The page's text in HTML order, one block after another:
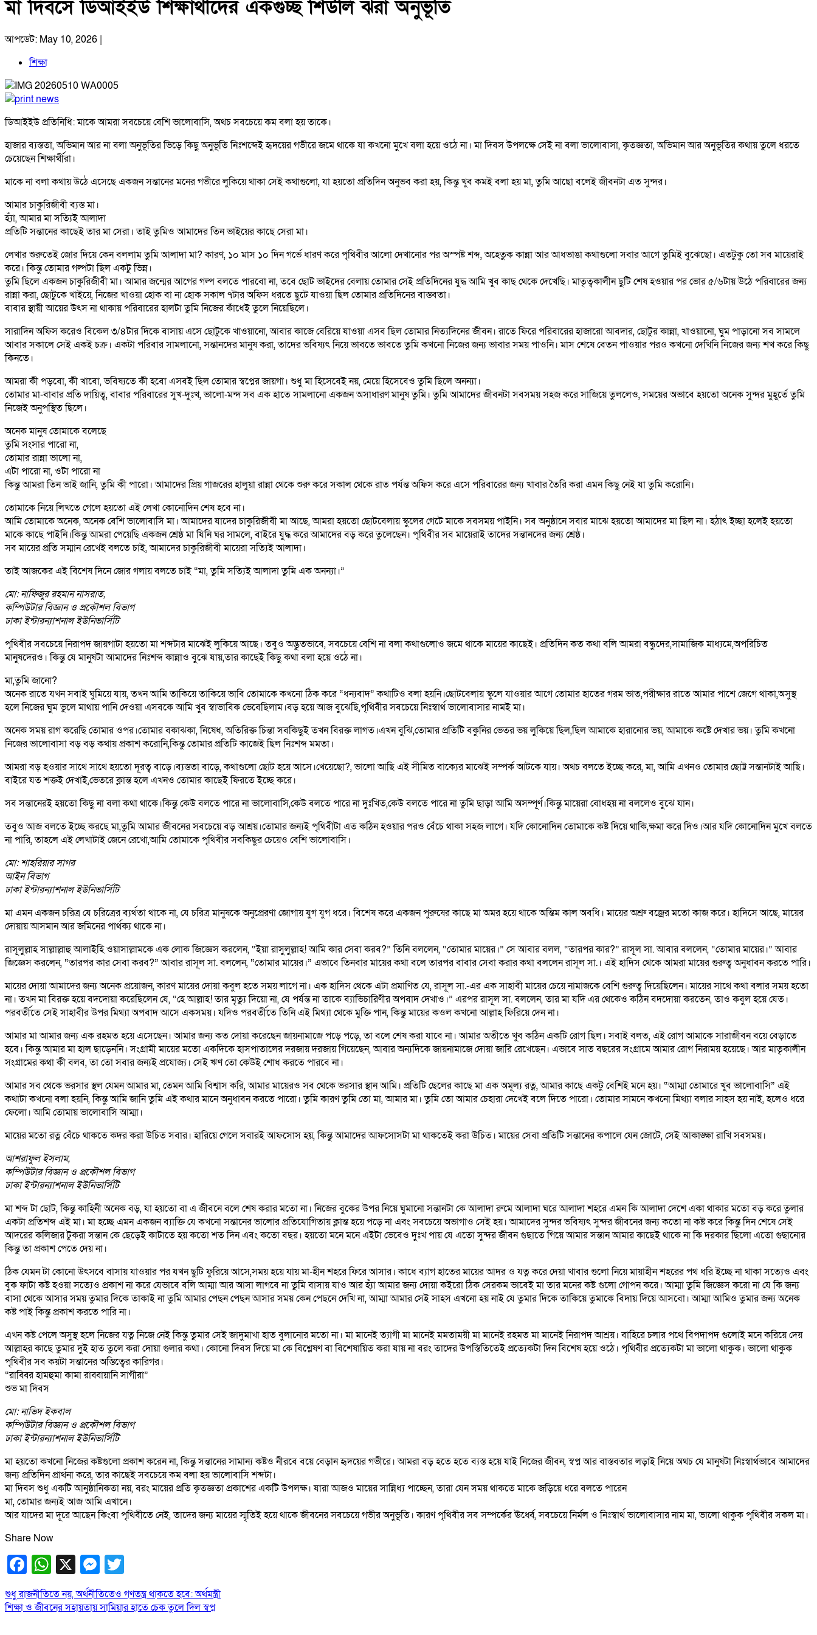
মা দিবসে ডিআইইউ শিক্ষার্থীদের একগুচ্ছ শিউলি ঝরা অনুভূতি
আপডেট: May 10, 2026 |
শিক্ষা
ডিআইইউ প্রতিনিধি: মাকে আমরা সবচেয়ে বেশি ভালোবাসি, অথচ সবচেয়ে কম বলা হয় তাকে।
হাজার ব্যস্ততা, অভিমান আর না বলা অনুভূতির ভিড়ে কিছু অনুভূতি নিঃশব্দেই হৃদয়ের গভীরে জমে থাকে যা কখনো মুখে বলা হয়ে ওঠে না। মা দিবস উপলক্ষে সেই না বলা ভালোবাসা, কৃতজ্ঞতা, অভিমান আর অনুভূতির কথায় তুলে ধরতে
চেয়েছেন শিক্ষার্থীরা।
মাকে না বলা কথায় উঠে এসেছে একজন সন্তানের মনের গভীরে লুকিয়ে থাকা সেই কথাগুলো, যা হয়তো প্রতিদিন অনুভব করা হয়, কিন্তু খুব কমই বলা হয় মা, তুমি আছো বলেই জীবনটা এত সুন্দর।
আমার চাকুরিজীবী ব্যস্ত মা।
হ্যাঁ, আমার মা সত্যিই আলাদা
প্রতিটি সন্তানের কাছেই তার মা সেরা। তাই তুমিও আমাদের তিন ভাইয়ের কাছে সেরা মা।
লেখার শুরুতেই জোর দিয়ে কেন বললাম তুমি আলাদা মা? কারণ, ১০ মাস ১০ দিন গর্ভে ধারণ করে পৃথিবীর আলো দেখানোর পর অস্পষ্ট শব্দ, অহেতুক কান্না আর আধভাঙা কথাগুলো সবার আগে তুমিই বুঝেছো। এতটুকু তো সব মায়েরাই
করে। কিন্তু তোমার গল্পটা ছিল একটু ভিন্ন।
তুমি ছিলে একজন চাকুরিজীবী মা। আমার জন্মের আগের গল্প বলতে পারবো না, তবে ছোট ভাইদের বেলায় তোমার সেই প্রতিদিনের যুদ্ধ আমি খুব কাছ থেকে দেখেছি। মাতৃত্বকালীন ছুটি শেষ হওয়ার পর ভোর ৫/৬টায় উঠে পরিবারের জন্য
রান্না করা, ছোটুকে খাইয়ে, নিজের খাওয়া হোক বা না হোক সকাল ৭টার অফিস ধরতে ছুটে যাওয়া ছিল তোমার প্রতিদিনের বাস্তবতা।
বাবার স্থায়ী আয়ের উৎস না থাকায় পরিবারের হালটা তুমি নিজের কাঁধেই তুলে নিয়েছিলে।
সারাদিন অফিস করেও বিকেল ৩/৪টার দিকে বাসায় এসে ছোটুকে খাওয়ানো, আবার কাজে বেরিয়ে যাওয়া এসব ছিল তোমার নিত্যদিনের জীবন। রাতে ফিরে পরিবারের হাজারো আবদার, ছোটুর কান্না, খাওয়ানো, ঘুম পাড়ানো সব সামলে
আবার সকালে সেই একই চক্র। একটা পরিবার সামলানো, সন্তানদের মানুষ করা, তাদের ভবিষ্যৎ নিয়ে ভাবতে ভাবতে তুমি কখনো নিজের জন্য ভাবার সময় পাওনি। মাস শেষে বেতন পাওয়ার পরও কখনো দেখিনি নিজের জন্য শখ করে কিছু
কিনতে।
আমরা কী পড়বো, কী খাবো, ভবিষ্যতে কী হবো এসবই ছিল তোমার স্বপ্নের জায়গা। শুধু মা হিসেবেই নয়, মেয়ে হিসেবেও তুমি ছিলে অনন্যা।
তোমার মা-বাবার প্রতি দায়িত্ব, বাবার পরিবারের সুখ-দুঃখ, ভালো-মন্দ সব এক হাতে সামলানো একজন অসাধারণ মানুষ তুমি। তুমি আমাদের জীবনটা সবসময় সহজ করে সাজিয়ে তুললেও, সময়ের অভাবে হয়তো অনেক সুন্দর মুহূর্তে তুমি
নিজেই অনুপস্থিত ছিলে।
অনেক মানুষ তোমাকে বলেছে
তুমি সংসার পারো না,
তোমার রান্না ভালো না,
এটা পারো না, ওটা পারো না
কিন্তু আমরা তিন ভাই জানি, তুমি কী পারো। আমাদের প্রিয় গাজরের হালুয়া রান্না থেকে শুরু করে সকাল থেকে রাত পর্যন্ত অফিস করে এসে পরিবারের জন্য খাবার তৈরি করা এমন কিছু নেই যা তুমি করোনি।
তোমাকে নিয়ে লিখতে গেলে হয়তো এই লেখা কোনোদিন শেষ হবে না।
আমি তোমাকে অনেক, অনেক বেশি ভালোবাসি মা। আমাদের যাদের চাকুরিজীবী মা আছে, আমরা হয়তো ছোটবেলায় স্কুলের গেটে মাকে সবসময় পাইনি। সব অনুষ্ঠানে সবার মাঝে হয়তো আমাদের মা ছিল না। হঠাৎ ইচ্ছা হলেই হয়তো
মাকে কাছে পাইনি।কিন্তু আমরা পেয়েছি একজন শ্রেষ্ঠ মা যিনি ঘর সামলে, বাইরে যুদ্ধ করে আমাদের বড় করে তুলেছেন। পৃথিবীর সব মায়েরাই তাদের সন্তানদের জন্য শ্রেষ্ঠ।
সব মায়ের প্রতি সম্মান রেখেই বলতে চাই, আমাদের চাকুরিজীবী মায়েরা সত্যিই আলাদা।
তাই আজকের এই বিশেষ দিনে জোর গলায় বলতে চাই “মা, তুমি সত্যিই আলাদা তুমি এক অনন্যা।”
মো: নাফিজুর রহমান নাসরাত,
কম্পিউটার বিজ্ঞান ও প্রকৌশল বিভাগ
ঢাকা ইন্টারন্যাশনাল ইউনিভার্সিটি
পৃথিবীর সবচেয়ে নিরাপদ জায়গাটা হয়তো মা শব্দটার মাঝেই লুকিয়ে আছে। তবুও অদ্ভুতভাবে, সবচেয়ে বেশি না বলা কথাগুলোও জমে থাকে মায়ের কাছেই। প্রতিদিন কত কথা বলি আমরা বন্ধুদের,সামাজিক মাধ্যমে,অপরিচিত
মানুষদেরও। কিন্তু যে মানুষটা আমাদের নিঃশব্দ কান্নাও বুঝে যায়,তার কাছেই কিছু কথা বলা হয়ে ওঠে না।
মা,তুমি জানো?
অনেক রাতে যখন সবাই ঘুমিয়ে যায়, তখন আমি তাকিয়ে তাকিয়ে ভাবি তোমাকে কখনো ঠিক করে “ধন্যবাদ” কথাটিও বলা হয়নি।ছোটবেলায় স্কুলে যাওয়ার আগে তোমার হাতের গরম ভাত,পরীক্ষার রাতে আমার পাশে জেগে থাকা,অসুস্থ
হলে নিজের ঘুম ভুলে মাথায় পানি দেওয়া এসবকে আমি খুব স্বাভাবিক ভেবেছিলাম।বড় হয়ে আজ বুঝেছি,পৃথিবীর সবচেয়ে নিঃস্বার্থ ভালোবাসার নামই মা।
অনেক সময় রাগ করেছি তোমার ওপর।তোমার বকাঝকা, নিষেধ, অতিরিক্ত চিন্তা সবকিছুই তখন বিরক্ত লাগত।এখন বুঝি,তোমার প্রতিটি বকুনির ভেতর ভয় লুকিয়ে ছিল,ছিল আমাকে হারানোর ভয়, আমাকে কষ্টে দেখার ভয়। তুমি কখনো
নিজের ভালোবাসা বড় বড় কথায় প্রকাশ করোনি,কিন্তু তোমার প্রতিটি কাজেই ছিল নিঃশব্দ মমতা।
আমরা বড় হওয়ার সাথে সাথে হয়তো দূরত্ব বাড়ে।ব্যস্ততা বাড়ে, কথাগুলো ছোট হয়ে আসে।খেয়েছো?, ভালো আছি এই সীমিত বাক্যের মাঝেই সম্পর্ক আটকে যায়। অথচ বলতে ইচ্ছে করে, মা, আমি এখনও তোমার ছোট্ট সন্তানটাই আছি।
বাইরে যত শক্তই দেখাই,ভেতরে ক্লান্ত হলে এখনও তোমার কাছেই ফিরতে ইচ্ছে করে।
সব সন্তানেরই হয়তো কিছু না বলা কথা থাকে।কিন্তু কেউ বলতে পারে না ভালোবাসি,কেউ বলতে পারে না দুঃখিত,কেউ বলতে পারে না তুমি ছাড়া আমি অসম্পূর্ণ।কিন্তু মায়েরা বোধহয় না বললেও বুঝে যান।
তবুও আজ বলতে ইচ্ছে করছে মা,তুমি আমার জীবনের সবচেয়ে বড় আশ্রয়।তোমার জন্যই পৃথিবীটা এত কঠিন হওয়ার পরও বেঁচে থাকা সহজ লাগে। যদি কোনোদিন তোমাকে কষ্ট দিয়ে থাকি,ক্ষমা করে দিও।আর যদি কোনোদিন মুখে বলতে
না পারি, তাহলে এই লেখাটাই জেনে রেখো,আমি তোমাকে পৃথিবীর সবকিছুর চেয়েও বেশি ভালোবাসি।
মো: শাহরিয়ার সাগর
আইন বিভাগ
ঢাকা ইন্টারন্যাশনাল ইউনিভার্সিটি
মা এমন একজন চরিত্র যে চরিত্রের ব্যর্থতা থাকে না, যে চরিত্র মানুষকে অনুপ্রেরণা জোগায় যুগ যুগ ধরে। বিশেষ করে একজন পুরুষের কাছে মা অমর হয়ে থাকে অন্তিম কাল অবধি। মায়ের অশ্রু বজ্রের মতো কাজ করে। হাদিসে আছে, মায়ের
দোয়ায় আসমান আর জমিনের পার্থক্য থাকে না।
রাসূলুল্লাহ সাল্লাল্লাহু আলাইহি ওয়াসাল্লামকে এক লোক জিজ্ঞেস করলেন, “ইয়া রাসুলুল্লাহ! আমি কার সেবা করব?” তিনি বললেন, “তোমার মায়ের।” সে আবার বলল, “তারপর কার?” রাসূল সা. আবার বললেন, “তোমার মায়ের।” আবার
জিজ্ঞেস করলেন, “তারপর কার সেবা করব?” আবার রাসূল সা. বললেন, “তোমার মায়ের।” এভাবে তিনবার মায়ের কথা বলে তারপর বাবার সেবা করার কথা বললেন রাসূল সা.। এই হাদিস থেকে আমরা মায়ের গুরুত্ব অনুধাবন করতে পারি।
মায়ের দোয়া আমাদের জন্য অনেক প্রয়োজন, কারণ মায়ের দোয়া কবুল হতে সময় লাগে না। এক হাদিস থেকে এটা প্রমাণিত যে, রাসূল সা.-এর এক সাহাবী মায়ের চেয়ে নামাজকে বেশি গুরুত্ব দিয়েছিলেন। মায়ের সাথে কথা বলার সময় হতো
না। তখন মা বিরক্ত হয়ে বদদোয়া করেছিলেন যে, “হে আল্লাহ! তার মৃত্যু দিয়ো না, যে পর্যন্ত না তাকে ব্যাভিচারিণীর অপবাদ দেখাও।” এরপর রাসূল সা. বললেন, তার মা যদি এর থেকেও কঠিন বদদোয়া করতেন, তাও কবুল হয়ে যেত।
পরবর্তীতে সেই সাহাবীর উপর মিথ্যা অপবাদ আসে একসময়। যদিও পরবর্তীতে তিনি এই মিথ্যা থেকে মুক্তি পান, কিন্তু মায়ের কওল কখনো আল্লাহ ফিরিয়ে দেন না।
আমার মা আমার জন্য এক রহমত হয়ে এসেছেন। আমার জন্য কত দোয়া করেছেন জায়নামাজে পড়ে পড়ে, তা বলে শেষ করা যাবে না। আমার অতীতে খুব কঠিন একটি রোগ ছিল। সবাই বলত, এই রোগ আমাকে সারাজীবন বয়ে বেড়াতে
হবে। কিন্তু আমার মা হাল ছাড়েননি। সংগ্রামী মায়ের মতো একদিকে হাসপাতালের দরজায় দরজায় গিয়েছেন, আবার অন্যদিকে জায়নামাজে দোয়া জারি রেখেছেন। এভাবে সাত বছরের সংগ্রামে আমার রোগ নিরাময় হয়েছে। আর মাতৃকালীন
সংগ্রামের কথা কী বলব, তা তো সবার জন্যই প্রযোজ্য। সেই ঋণ তো কেউই শোধ করতে পারবে না।
আমার সব থেকে ভরসার স্থল যেমন আমার মা, তেমন আমি বিশ্বাস করি, আমার মায়েরও সব থেকে ভরসার স্থান আমি। প্রতিটি ছেলের কাছে মা এক অমূল্য রত্ন, আমার কাছে একটু বেশিই মনে হয়। “আম্মা তোমারে খুব ভালোবাসি” এই
কথাটা কখনো বলা হয়নি, কিন্তু আমি জানি তুমি এই কথার মানে অনুধাবন করতে পারো। তুমি কারণ তুমি তো মা, আমার মা। তুমি তো আমার চেহারা দেখেই বলে দিতে পারো। তোমার সামনে কখনো মিথ্যা বলার সাহস হয় নাই, হলেও ধরে
ফেলো। আমি তোমায় ভালোবাসি আম্মা।
মায়ের মতো রত্ন বেঁচে থাকতে কদর করা উচিত সবার। হারিয়ে গেলে সবারই আফসোস হয়, কিন্তু আমাদের আফসোসটা মা থাকতেই করা উচিত। মায়ের সেবা প্রতিটি সন্তানের কপালে যেন জোটে, সেই আকাঙ্ক্ষা রাখি সবসময়।
আশরাফুল ইসলাম,
কম্পিউটার বিজ্ঞান ও প্রকৌশল বিভাগ
ঢাকা ইন্টারন্যাশনাল ইউনিভার্সিটি
মা শব্দ টা ছোট, কিন্তু কাহিনী অনেক বড়, যা হয়তো বা এ জীবনে বলে শেষ করার মতো না। নিজের বুকের উপর নিয়ে ঘুমানো সন্তানটা কে আলাদা রুমে আলাদা ঘরে আলাদা শহরে এমন কি আলাদা দেশে একা থাকার মতো বড় করে তুলার
একটা প্রতিশব্দ এই মা। মা হচ্ছে এমন একজন ব্যাক্তি যে কখনো সন্তানের ভালোর প্রতিযোগিতায় ক্লান্ত হয়ে পড়ে না এবং সবচেয়ে অভাগাও সেই হয়। আমাদের সুন্দর ভবিষ্যৎ সুন্দর জীবনের জন্য কতো না কষ্ট করে কিন্তু দিন শেষে সেই
আদরের কলিজার টুকরা সন্তান কে ছেড়েই কাটাতে হয় কতো শত দিন এবং কতো বছর। হয়তো মনে মনে এইটা ভেবেও দুঃখ পায় যে এতো সুন্দর জীবন গুছাতে গিয়ে আমার সন্তান আমার কাছেই থাকে না কি দরকার ছিলো এতো গুছানোর
কিন্তু তা প্রকাশ পেতে দেয় না।
ঠিক যেমন টা কোনো উৎসবে বাসায় যাওয়ার পর যখন ছুটি ফুরিয়ে আসে,সময় হয়ে যায় মা-হীন শহরে ফিরে আসার। কাধে ব্যাগ হাতের মায়ের আদর ও যত্ন করে দেয়া খাবার গুলো নিয়ে মায়াহীন শহরের পথ ধরি ইচ্ছে না থাকা সত্যেও এবং
বুক ফাটা কষ্ট হওয়া সত্যেও প্রকাশ না করে যেভাবে বলি আম্মা আর আসা লাগবে না তুমি বাসায় যাও আর হ্যাঁ আমার জন্য দোয়া কইরো ঠিক সেরকম ভাবেই মা তার মনের কষ্ট গুলো গোপন করে। আম্মা তুমি জিজ্ঞেস করো না যে কি জন্য
বাসা থেকে আসার সময় তুমার দিকে তাকাই না তুমি আমার পেছন পেছন আসার সময় কেন পেছনে দেখি না, আম্মা আমার সেই সাহস এখনো হয় নাই যে তুমার দিকে তাকিয়ে তুমাকে বিদায় দিয়ে আসবো। আম্মা আমিও তুমার জন্য অনেক
কষ্ট পাই কিন্তু প্রকাশ করতে পারি না।
এখন কষ্ট পেলে অসুস্থ হলে নিজের যত্ন নিজে নেই কিন্তু তুমার সেই জাদুমাখা হাত বুলানোর মতো না। মা মানেই ত্যাগী মা মানেই মমতাময়ী মা মানেই রহমত মা মানেই নিরাপদ আশ্রয়। বাহিরে চলার পথে বিপদাপদ গুলোই মনে করিয়ে দেয়
আল্লাহর কাছে তুমার দুই হাত তুলে করা দোয়া গুলার কথা। কোনো দিবস দিয়ে মা কে বিশ্লেষণ বা বিশেষায়িত করা যায় না বরং তাদের উপস্তিতিতেই প্রত্যেকটা দিন বিশেষ হয়ে ওঠে। পৃথিবীর প্রত্যেকটা মা ভালো থাকুক। ভালো থাকুক
পৃথিবীর সব কয়টা সন্তানের অস্তিত্বের কারিগর।
“রাব্বির হামহুমা কামা রাব্বায়ানি সাগীরা”
শুভ মা দিবস
মো: নাভিদ ইকবাল
কম্পিউটার বিজ্ঞান ও প্রকৌশল বিভাগ
ঢাকা ইন্টারন্যাশনাল ইউনিভার্সিটি
মা হয়তো কখনো নিজের কষ্টগুলো প্রকাশ করেন না, কিন্তু সন্তানের সামান্য কষ্টও নীরবে বয়ে বেড়ান হৃদয়ের গভীরে। আমরা বড় হতে হতে ব্যস্ত হয়ে যাই নিজের জীবন, স্বপ্ন আর বাস্তবতার লড়াই নিয়ে অথচ যে মানুষটা নিঃস্বার্থভাবে আমাদের
জন্য প্রতিদিন প্রার্থনা করে, তার কাছেই সবচেয়ে কম বলা হয় ভালোবাসি শব্দটা।
মা দিবস শুধু একটি আনুষ্ঠানিকতা নয়, বরং মায়ের প্রতি কৃতজ্ঞতা প্রকাশের একটি উপলক্ষ। যারা আজও মায়ের সান্নিধ্য পাচ্ছেন, তারা যেন সময় থাকতে মাকে জড়িয়ে ধরে বলতে পারেন
মা, তোমার জন্যই আজ আমি এখানে।
আর যাদের মা দূরে আছেন কিংবা পৃথিবীতে নেই, তাদের জন্য মায়ের স্মৃতিই হয়ে থাকে জীবনের সবচেয়ে গভীর অনুভূতি। কারণ পৃথিবীর সব সম্পর্কের ঊর্ধ্বে, সবচেয়ে নির্মল ও নিঃস্বার্থ ভালোবাসার নাম মা, ভালো থাকুক পৃথিবীর সকল মা।
Share Now
Facebook
WhatsApp
X Messenger
Post
navigation
শুধু রাজনীতিতে নয়, অর্থনীতিতেও গণতন্ত্র থাকতে হবে: অর্থমন্ত্রী
শিক্ষা ও জীবনের সহায়তায় সামিয়ার হাতে চেক তুলে দিল স্বপ্ন